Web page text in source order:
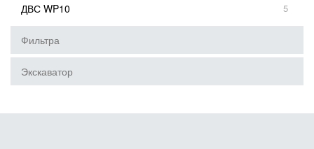
ДВС WP10 5
Фильтра
Экскаватор